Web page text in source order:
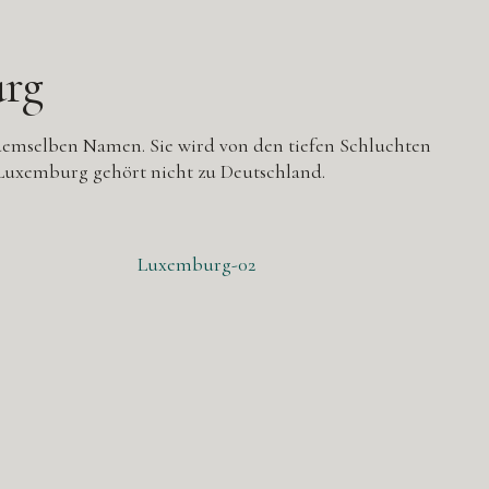
Namen. Sie wird von den tiefen Schluchten
gehört nicht zu Deutschland.